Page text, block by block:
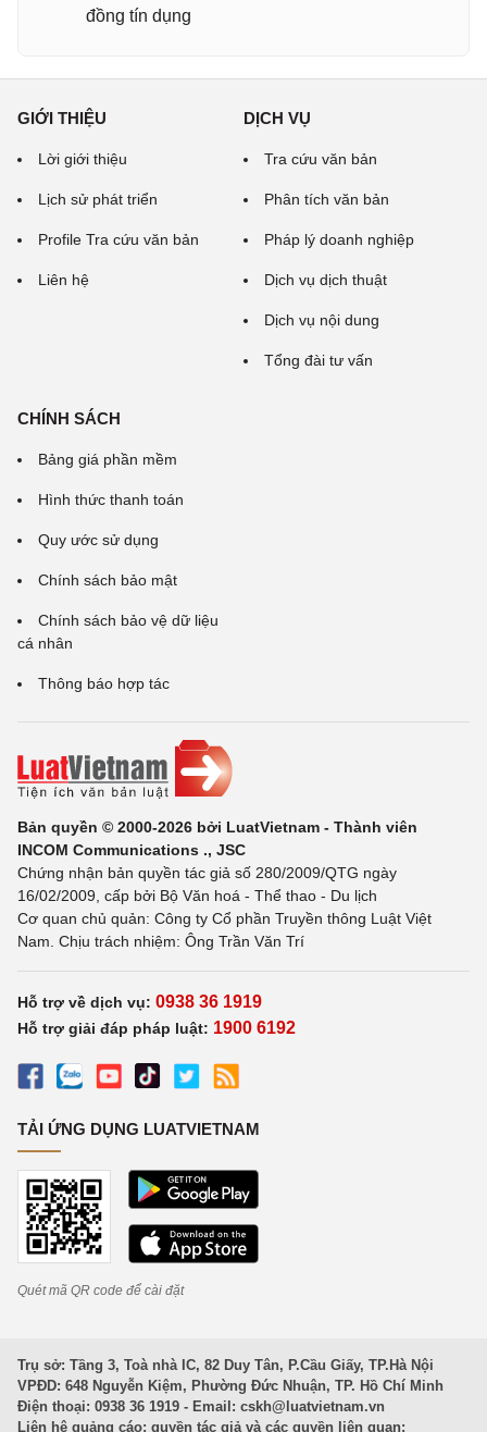
đồng tín dụng
GIỚI THIỆU
Lời giới thiệu
Lịch sử phát triển
Profile Tra cứu văn bản
Liên hệ
DỊCH VỤ
Tra cứu văn bản
Phân tích văn bản
Pháp lý doanh nghiệp
Dịch vụ dịch thuật
Dịch vụ nội dung
Tổng đài tư vấn
CHÍNH SÁCH
Bảng giá phần mềm
Hình thức thanh toán
Quy ước sử dụng
Chính sách bảo mật
Chính sách bảo vệ dữ liệu
cá nhân
Thông báo hợp tác
Bản quyền © 2000-2026 bởi LuatVietnam - Thành viên
INCOM Communications ., JSC
Chứng nhận bản quyền tác giả số 280/2009/QTG ngày
16/02/2009, cấp bởi Bộ Văn hoá - Thể thao - Du lịch
Cơ quan chủ quản: Công ty Cổ phần Truyền thông Luật Việt
Nam. Chịu trách nhiệm: Ông Trần Văn Trí
Hỗ trợ về dịch vụ: 0938 36 1919
Hỗ trợ giải đáp pháp luật: 1900 6192
TẢI ỨNG DỤNG LUATVIETNAM
Quét mã QR code để cài đặt
Trụ sở: Tầng 3, Toà nhà IC, 82 Duy Tân, P.Cầu Giấy, TP.Hà Nội
VPĐD: 648 Nguyễn Kiệm, Phường Đức Nhuận, TP. Hồ Chí Minh
Điện thoại: 0938 36 1919 - Email: cskh@luatvietnam.vn
Liên hệ quảng cáo; quyền tác giả và các quyền liên quan: